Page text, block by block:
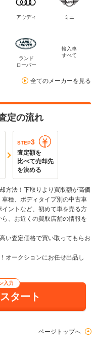
アウディ ミニ
ランド
ローバー
輸入車
すべて
全てのメーカーを見る
定の流れ
STEP3
査定額を
比べて売却先
を決める
方法！下取りより買取額が高価
種、ボディタイプ別の中古車
ントなど、初めて車を売る方
、お近くの買取店舗の情報を
い査定価格で買い取ってもらお
オークションにお任せ出品し
入力
タート
ページトップへ